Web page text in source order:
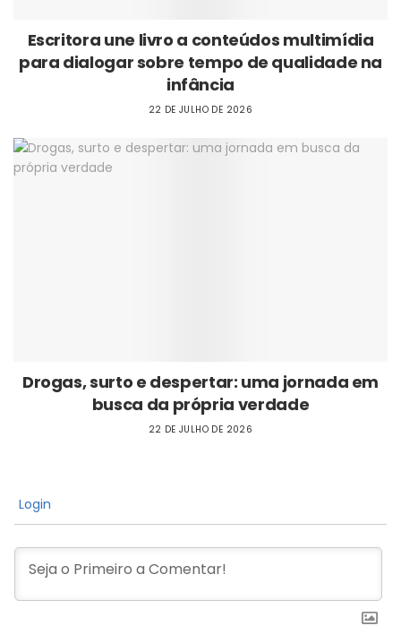
Escritora une livro a conteúdos multimídia
para dialogar sobre tempo de qualidade na
infância
22 DE JULHO DE 2026
Drogas, surto e despertar: uma jornada em
busca da própria verdade
22 DE JULHO DE 2026
Login